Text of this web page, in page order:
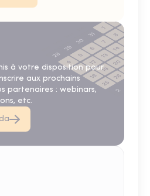
à votre disposition pour
aux prochains
partenaires : webinars,
etc.